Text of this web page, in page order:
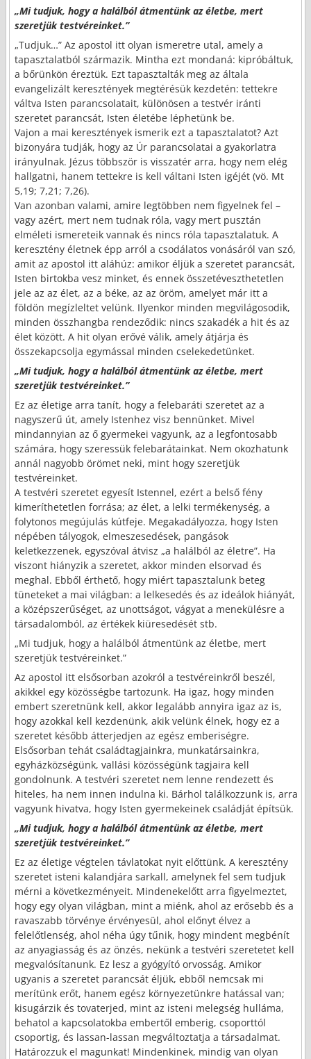
„Mi tudjuk, hogy a halálból átmentünk az életbe, mert
szeretjük testvéreinket.”
„Tudjuk…” Az apostol itt olyan ismeretre utal, amely a
tapasztalatból származik. Mintha ezt mondaná: kipróbáltuk,
a bőrünkön éreztük. Ezt tapasztalták meg az általa
evangelizált keresztények megtérésük kezdetén: tettekre
váltva Isten parancsolatait, különösen a testvér iránti
szeretet parancsát, Isten életébe léphetünk be.
Vajon a mai keresztények ismerik ezt a tapasztalatot? Azt
bizonyára tudják, hogy az Úr parancsolatai a gyakorlatra
irányulnak. Jézus többször is visszatér arra, hogy nem elég
hallgatni, hanem tettekre is kell váltani Isten igéjét (vö. Mt
5,19; 7,21; 7,26).
Van azonban valami, amire legtöbben nem figyelnek fel –
vagy azért, mert nem tudnak róla, vagy mert pusztán
elméleti ismereteik vannak és nincs róla tapasztalatuk. A
keresztény életnek épp arról a csodálatos vonásáról van szó,
amit az apostol itt aláhúz: amikor éljük a szeretet parancsát,
Isten birtokba vesz minket, és ennek összetéveszthetetlen
jele az az élet, az a béke, az az öröm, amelyet már itt a
földön megízleltet velünk. Ilyenkor minden megvilágosodik,
minden összhangba rendeződik: nincs szakadék a hit és az
élet között. A hit olyan erővé válik, amely átjárja és
összekapcsolja egymással minden cselekedetünket.
„Mi tudjuk, hogy a halálból átmentünk az életbe, mert
szeretjük testvéreinket.”
Ez az életige arra tanít, hogy a felebaráti szeretet az a
nagyszerű út, amely Istenhez visz bennünket. Mivel
mindannyian az ő gyermekei vagyunk, az a legfontosabb
számára, hogy szeressük felebarátainkat. Nem okozhatunk
annál nagyobb örömet neki, mint hogy szeretjük
testvéreinket.
A testvéri szeretet egyesít Istennel, ezért a belső fény
kimeríthetetlen forrása; az élet, a lelki termékenység, a
folytonos megújulás kútfeje. Megakadályozza, hogy Isten
népében tályogok, elmeszesedések, pangások
keletkezzenek, egyszóval átvisz „a halálból az életre”. Ha
viszont hiányzik a szeretet, akkor minden elsorvad és
meghal. Ebből érthető, hogy miért tapasztalunk beteg
tüneteket a mai világban: a lelkesedés és az ideálok hiányát,
a középszerűséget, az unottságot, vágyat a menekülésre a
társadalomból, az értékek kiüresedését stb.
„Mi tudjuk, hogy a halálból átmentünk az életbe, mert
szeretjük testvéreinket.”
Az apostol itt elsősorban azokról a testvéreinkről beszél,
akikkel egy közösségbe tartozunk. Ha igaz, hogy minden
embert szeretnünk kell, akkor legalább annyira igaz az is,
hogy azokkal kell kezdenünk, akik velünk élnek, hogy ez a
szeretet később átterjedjen az egész emberiségre.
Elsősorban tehát családtagjainkra, munkatársainkra,
egyházközségünk, vallási közösségünk tagjaira kell
gondolnunk. A testvéri szeretet nem lenne rendezett és
hiteles, ha nem innen indulna ki. Bárhol találkozzunk is, arra
vagyunk hivatva, hogy Isten gyermekeinek családját építsük.
„Mi tudjuk, hogy a halálból átmentünk az életbe, mert
szeretjük testvéreinket.”
Ez az életige végtelen távlatokat nyit előttünk. A keresztény
szeretet isteni kalandjára sarkall, amelynek fel sem tudjuk
mérni a következményeit. Mindenekelőtt arra figyelmeztet,
hogy egy olyan világban, mint a miénk, ahol az erősebb és a
ravaszabb törvénye érvényesül, ahol előnyt élvez a
felelőtlenség, ahol néha úgy tűnik, hogy mindent megbénít
az anyagiasság és az önzés, nekünk a testvéri szeretetet kell
megvalósítanunk. Ez lesz a gyógyító orvosság. Amikor
ugyanis a szeretet parancsát éljük, ebből nemcsak mi
merítünk erőt, hanem egész környezetünkre hatással van;
kisugárzik és tovaterjed, mint az isteni melegség hulláma,
behatol a kapcsolatokba embertől emberig, csoporttól
csoportig, és lassan-lassan megváltoztatja a társadalmat.
Határozzuk el magunkat! Mindenkinek, mindig van olyan